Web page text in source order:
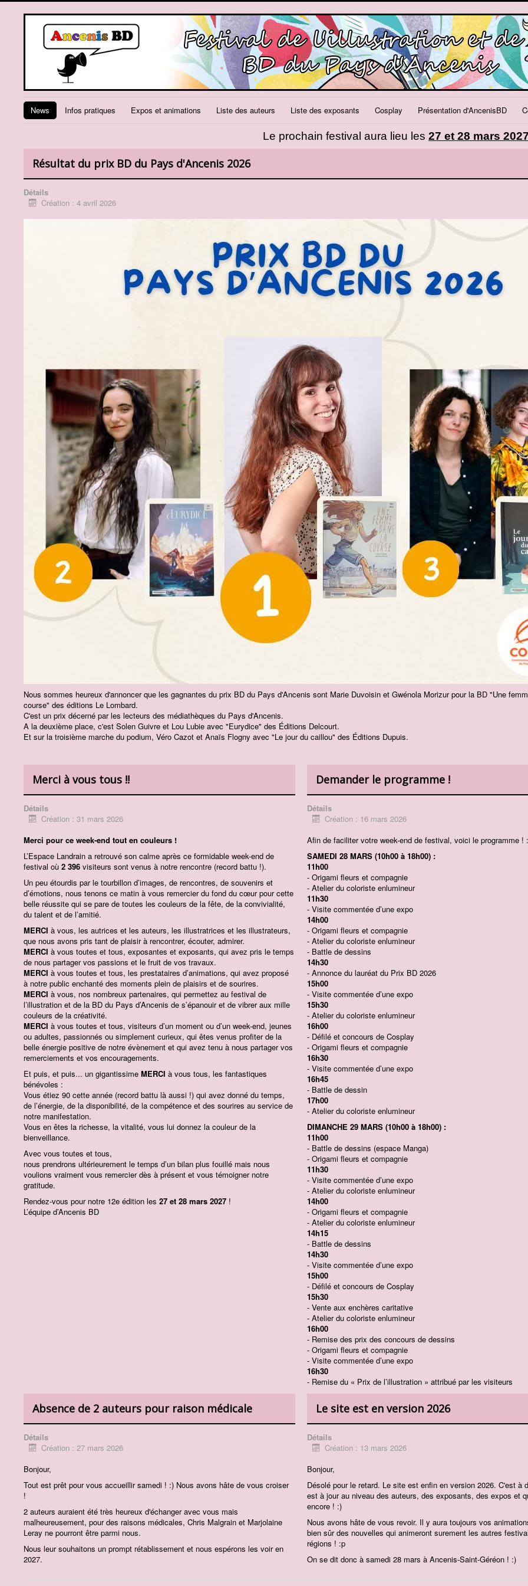
News Infos pratiques Expos et animations Liste des auteurs Liste des exposants Cosplay Présentation d'AncenisBD
Le prochain festival aura lieu les 27 et 28 mars
Résultat du prix BD du Pays d'Ancenis 2026
Détails
Création : 4 avril 2026
Nous sommes heureux d'annoncer que les gagnantes du prix BD du Pays d'Ancenis sont Marie Duvoisin et Gwénola Morizur pour la BD "Une
course" des éditions Le Lombard.
C'est un prix décerné par les lecteurs des médiathèques du Pays d'Ancenis.
A la deuxième place, c'est Solen Guivre et Lou Lubie avec "Eurydice" des Éditions Delcourt.
Et sur la troisième marche du podium, Véro Cazot et Anaïs Flogny avec "Le jour du caillou" des Éditions Dupuis.
Merci à vous tous !!
Détails
Création : 31 mars 2026
Merci pour ce week-end tout en couleurs !
L’Espace Landrain a retrouvé son calme après ce formidable week-end de
festival où 2 396 visiteurs sont venus à notre rencontre (record battu !).
Un peu étourdis par le tourbillon d’images, de rencontres, de souvenirs et
d’émotions, nous tenons ce matin à vous remercier du fond du cœur pour cette
belle réussite qui se pare de toutes les couleurs de la fête, de la convivialité,
du talent et de l’amitié.
MERCI à vous, les autrices et les auteurs, les illustratrices et les illustrateurs,
que nous avons pris tant de plaisir à rencontrer, écouter, admirer.
MERCI à vous toutes et tous, exposantes et exposants, qui avez pris le temps
de nous partager vos passions et le fruit de vos travaux.
MERCI à vous toutes et tous, les prestataires d’animations, qui avez proposé
à notre public enchanté des moments plein de plaisirs et de sourires.
MERCI à vous, nos nombreux partenaires, qui permettez au festival de
l’illustration et de la BD du Pays d’Ancenis de s’épanouir et de vibrer aux mille
couleurs de la créativité.
MERCI à vous toutes et tous, visiteurs d’un moment ou d’un week-end, jeunes
ou adultes, passionnés ou simplement curieux, qui êtes venus profiter de la
belle énergie positive de notre évènement et qui avez tenu à nous partager vos
remerciements et vos encouragements.
Et puis, et puis... un gigantissime MERCI à vous tous, les fantastiques
bénévoles :
Vous étiez 90 cette année (record battu là aussi !) qui avez donné du temps,
de l’énergie, de la disponibilité, de la compétence et des sourires au service de
notre manifestation.
Vous en êtes la richesse, la vitalité, vous lui donnez la couleur de la
bienveillance.
Avec vous toutes et tous,
nous prendrons ultérieurement le temps d’un bilan plus fouillé mais nous
voulions vraiment vous remercier dès à présent et vous témoigner notre
gratitude.
Rendez-vous pour notre 12e édition les 27 et 28 mars 2027 !
L’équipe d’Ancenis BD
Demander le programme !
Détails
Création : 16 mars 2026
Afin de faciliter votre week-end de festival, voici le programme !
SAMEDI 28 MARS (10h00 à 18h00) :
11h00
- Origami fleurs et compagnie
- Atelier du coloriste enlumineur
11h30
- Visite commentée d’une expo
14h00
- Origami fleurs et compagnie
- Atelier du coloriste enlumineur
- Battle de dessins
14h30
- Annonce du lauréat du Prix BD 2026
15h00
- Visite commentée d’une expo
15h30
- Atelier du coloriste enlumineur
16h00
- Défilé et concours de Cosplay
- Origami fleurs et compagnie
16h30
- Visite commentée d’une expo
16h45
- Battle de dessin
17h00
- Atelier du coloriste enlumineur
DIMANCHE 29 MARS (10h00 à 18h00) :
11h00
- Battle de dessins (espace Manga)
- Origami fleurs et compagnie
11h30
- Visite commentée d’une expo
- Atelier du coloriste enlumineur
14h00
- Origami fleurs et compagnie
- Atelier du coloriste enlumineur
14h15
- Battle de dessins
14h30
- Visite commentée d’une expo
15h00
- Défilé et concours de Cosplay
15h30
- Vente aux enchères caritative
- Atelier du coloriste enlumineur
16h00
- Remise des prix des concours de dessins
- Origami fleurs et compagnie
- Visite commentée d’une expo
16h30
- Remise du « Prix de l’illustration » attribué par les visiteurs
Absence de 2 auteurs pour raison médicale
Détails
Création : 27 mars 2026
Bonjour,
Tout est prêt pour vous accueillir samedi ! :) Nous avons hâte de vous croiser
!
2 auteurs auraient été très heureux d'échanger avec vous mais
malheureusement, pour des raisons médicales, Chris Malgrain et Marjolaine
Leray ne pourront être parmi nous.
Nous leur souhaitons un prompt rétablissement et nous espérons les voir en
2027.
Le site est en version 2026
Détails
Création : 13 mars 2026
Bonjour,
Désolé pour le retard. Le site est enfin en version 2026. C'est à
est à jour au niveau des auteurs, des exposants, des expos et
encore ! :)
Nous avons hâte de vous revoir. Il y aura toujours vos
bien sûr des nouvelles qui animeront surement les autres
régions ! :p
On se dit donc à samedi 28 mars à Ancenis-Saint-Géréon ! :)